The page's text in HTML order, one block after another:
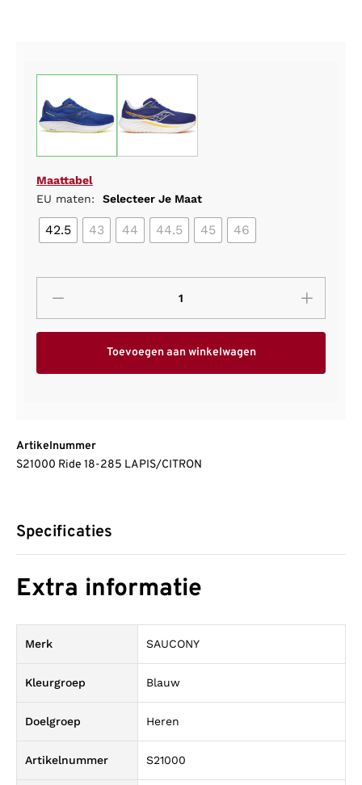
Maattabel
EU maten:
Selecteer Je Maat
42.5 43 44 44.5 45 46
Toevoegen aan winkelwagen
Artikelnummer
S21000 Ride 18-285 LAPIS/CITRON
Specificaties
Extra informatie
Merk SAUCONY
Kleurgroep Blauw
Doelgroep Heren
Artikelnummer S21000